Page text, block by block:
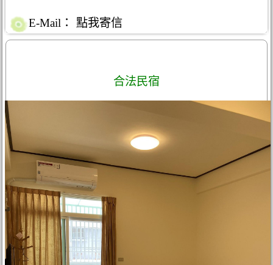
E-Mail： 點我寄信
合法民宿